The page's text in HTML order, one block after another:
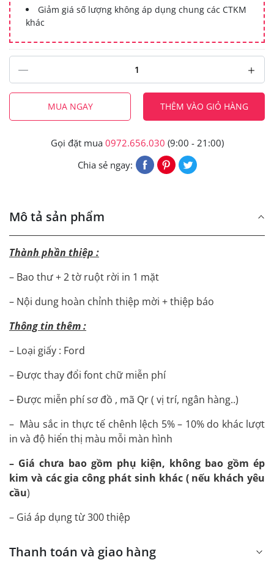
Giảm giá số lượng không áp dụng chung các CTKM
khác
MUA NGAY THÊM VÀO GIỎ HÀNG
Gọi đặt mua 0972.656.030 (9:00 - 21:00)
Chia sẻ ngay:
Mô tả sản phẩm
Thành phần thiệp :
– Bao thư + 2 tờ ruột rời in 1 mặt
– Nội dung hoàn chỉnh thiệp mời + thiệp báo
Thông tin thêm :
– Loại giấy : Ford
– Được thay đổi font chữ miễn phí
– Được miễn phí sơ đồ , mã Qr ( vị trí, ngân hàng..)
– Màu sắc in thực tế chênh lệch 5% – 10% do khác lượt
in và độ hiển thị màu mỗi màn hình
– Giá chưa bao gồm phụ kiện, không bao gồm ép
kim và các gia công phát sinh khác ( nếu khách yêu
cầu)
– Giá áp dụng từ 300 thiệp
Thanh toán và giao hàng